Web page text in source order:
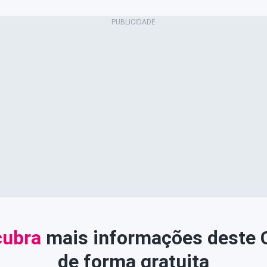
mais informações deste
de forma gratuita